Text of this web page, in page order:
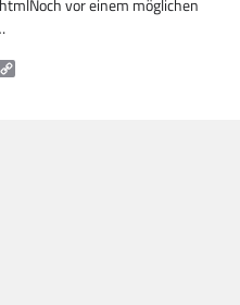
vor einem möglichen